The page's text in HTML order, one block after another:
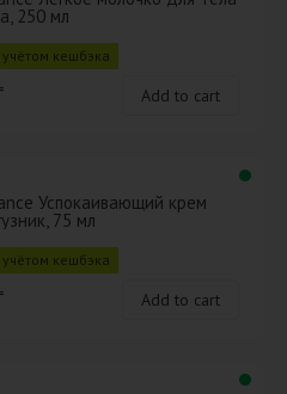
250 мл
кешбэка
Add to cart
Успокаивающий крем
75 мл
кешбэка
Add to cart